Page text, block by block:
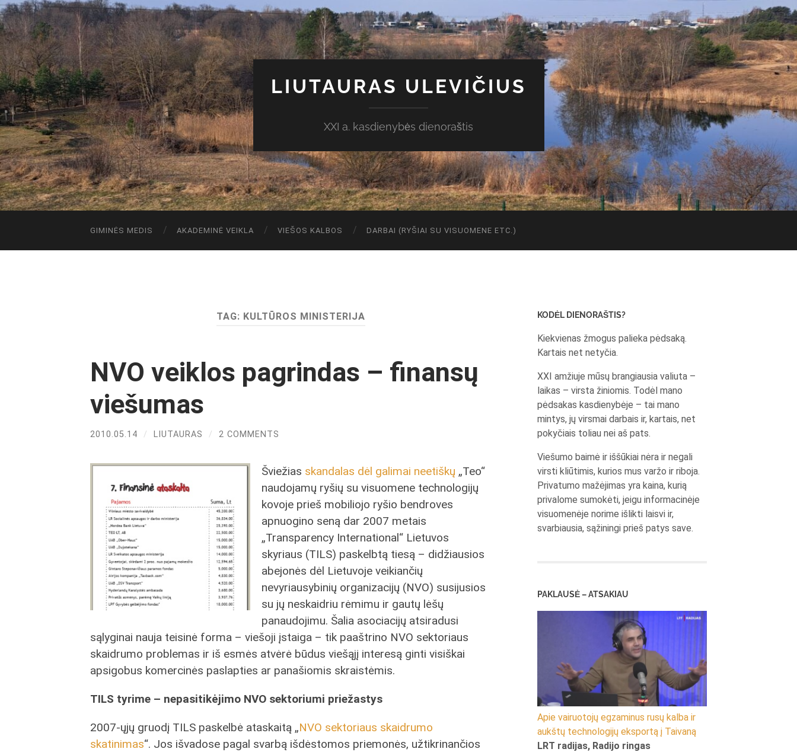
LIUTAURAS ULEVIČIUS
XXI a. kasdienybės dienoraštis
GIMINĖS MEDIS AKADEMINĖ VEIKLA VIEŠOS KALBOS DARBAI (RYŠIAI SU VISUOMENE ETC.)
TAG: KULTŪROS MINISTERIJA
NVO veiklos pagrindas – finansų
viešumas
2010.05.14 / LIUTAURAS / 2 COMMENTS
Šviežias skandalas dėl galimai neetiškų „Teo“
naudojamų ryšių su visuomene technologijų
kovoje prieš mobiliojo ryšio bendroves
apnuogino seną dar 2007 metais
„Transparency International“ Lietuvos
skyriaus (TILS) paskelbtą tiesą – didžiausios
abejonės dėl Lietuvoje veikiančių
nevyriausybinių organizacijų (NVO) susijusios
su jų neskaidriu rėmimu ir gautų lėšų
panaudojimu. Šalia asociacijų atsiradusi
sąlyginai nauja teisinė forma – viešoji įstaiga – tik paaštrino NVO sektoriaus
skaidrumo problemas ir iš esmės atvėrė būdus viešąjį interesą ginti visiškai
apsigobus komercinės paslapties ar panašiomis skraistėmis.
TILS tyrime – nepasitikėjimo NVO sektoriumi priežastys
2007-ųjų gruodį TILS paskelbė ataskaitą „NVO sektoriaus skaidrumo
skatinimas“. Jos išvadose pagal svarbą išdėstomos priemonės, užtikrinančios
KODĖL DIENORAŠTIS?
Kiekvienas žmogus palieka pėdsaką.
Kartais net netyčia.
XXI amžiuje mūsų brangiausia valiuta –
laikas – virsta žiniomis. Todėl mano
pėdsakas kasdienybėje – tai mano
mintys, jų virsmai darbais ir, kartais, net
pokyčiais toliau nei aš pats.
Viešumo baimė ir iššūkiai nėra ir negali
virsti kliūtimis, kurios mus varžo ir riboja.
Privatumo mažėjimas yra kaina, kurią
privalome sumokėti, jeigu informacinėje
visuomenėje norime išlikti laisvi ir,
svarbiausia, sąžiningi prieš patys save.
PAKLAUSĖ – ATSAKIAU
Apie vairuotojų egzaminus rusų kalba ir
aukštų technologijų eksportą į Taivaną
LRT radijas, Radijo ringas